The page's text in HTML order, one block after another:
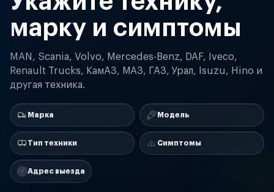
марку и симптомы
MAN, Scania, Volvo, Mercedes-Benz, DAF, Iveco,
Renault Trucks, КамАЗ, МАЗ, ГАЗ, Урал, Isuzu, Hino и
другая техника.
Марка Модель
Тип техники Симптомы
Адрес выезда